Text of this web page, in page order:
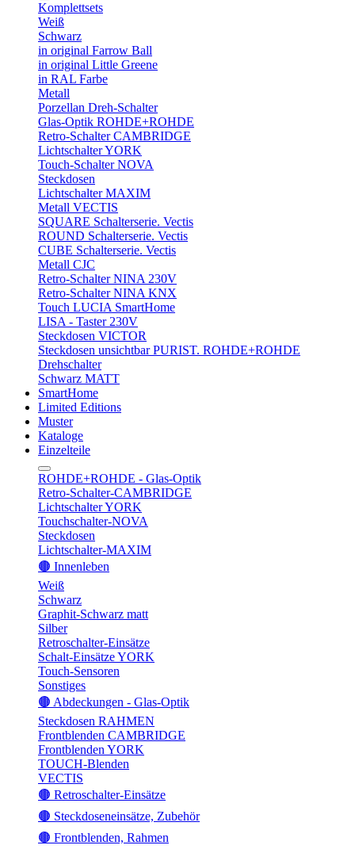
Komplettsets
Weiß
Schwarz
in original Farrow Ball
in original Little Greene
in RAL Farbe
Metall
Porzellan Dreh-Schalter
Glas-Optik ROHDE+ROHDE
Retro-Schalter CAMBRIDGE
Lichtschalter YORK
Touch-Schalter NOVA
Steckdosen
Lichtschalter MAXIM
Metall VECTIS
SQUARE Schalterserie. Vectis
ROUND Schalterserie. Vectis
CUBE Schalterserie. Vectis
Metall CJC
Retro-Schalter NINA 230V
Retro-Schalter NINA KNX
Touch LUCIA SmartHome
LISA - Taster 230V
Steckdosen VICTOR
Steckdosen unsichtbar PURIST. ROHDE+ROHDE
Drehschalter
Schwarz MATT
SmartHome
Limited Editions
Muster
Kataloge
Einzelteile
ROHDE+ROHDE - Glas-Optik
Retro-Schalter-CAMBRIDGE
Lichtschalter YORK
Touchschalter-NOVA
Steckdosen
Lichtschalter-MAXIM
🟤 Innenleben
Weiß
Schwarz
Graphit-Schwarz matt
Silber
Retroschalter-Einsätze
Schalt-Einsätze YORK
Touch-Sensoren
Sonstiges
🟤 Abdeckungen - Glas-Optik
Steckdosen RAHMEN
Frontblenden CAMBRIDGE
Frontblenden YORK
TOUCH-Blenden
VECTIS
🟤 Retroschalter-Einsätze
🟤 Steckdoseneinsätze, Zubehör
🟤 Frontblenden, Rahmen